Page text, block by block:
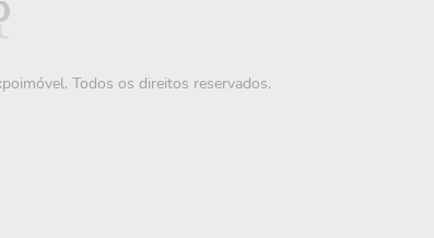
Todos os direitos reservados.